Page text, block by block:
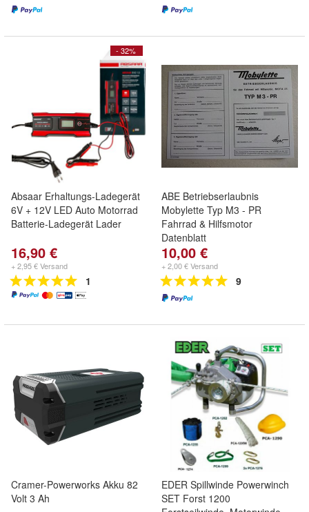
- 32%
Absaar Erhaltungs-Ladegerät
6V + 12V LED Auto Motorrad
Batterie-Ladegerät Lader
16,90 €
+ 2,95 € Versand
1
ABE Betriebserlaubnis
Mobylette Typ M3 - PR
Fahrrad & Hilfsmotor
Datenblatt
10,00 €
+ 2,00 € Versand
9
Cramer-Powerworks Akku 82
Volt 3 Ah
EDER Spillwinde Powerwinch
SET Forst 1200